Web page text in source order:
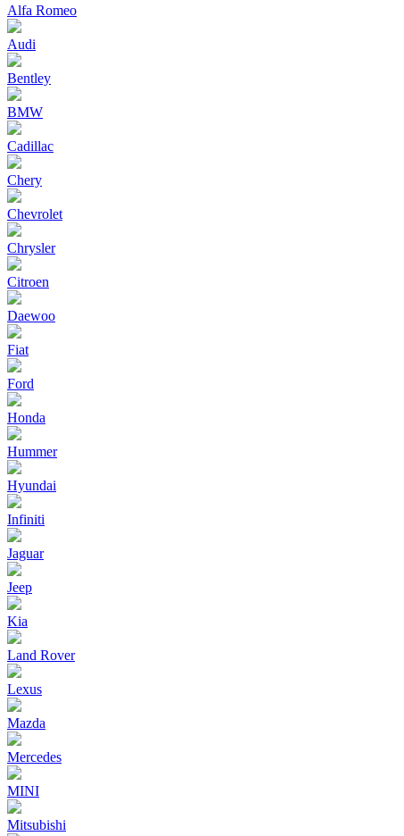
Alfa Romeo
Audi
Bentley
BMW
Cadillac
Chery
Chevrolet
Chrysler
Citroen
Daewoo
Fiat
Ford
Honda
Hummer
Hyundai
Infiniti
Jaguar
Jeep
Kia
Land Rover
Lexus
Mazda
Mercedes
MINI
Mitsubishi